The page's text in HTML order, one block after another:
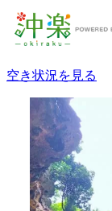
空き状況を見る